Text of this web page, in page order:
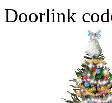
Doorlink